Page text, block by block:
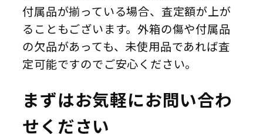
付属品が揃っている場合、査定額が上が
ることもございます。外箱の傷や付属品
の欠品があっても、未使用品であれば査
定可能ですのでご安心ください。
まずはお気軽にお問い合わ
せください